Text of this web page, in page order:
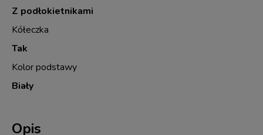
Opis
Z podłokietnikami
Kółeczka
Tak
Kolor podstawy
Biały